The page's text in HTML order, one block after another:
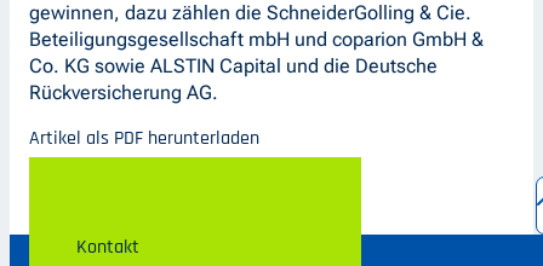
gewinnen, dazu zählen die SchneiderGolling & Cie.
Beteiligungsgesellschaft mbH und coparion GmbH &
Co. KG sowie ALSTIN Capital und die Deutsche
Rückversicherung AG.
Artikel als PDF herunterladen
Kontakt